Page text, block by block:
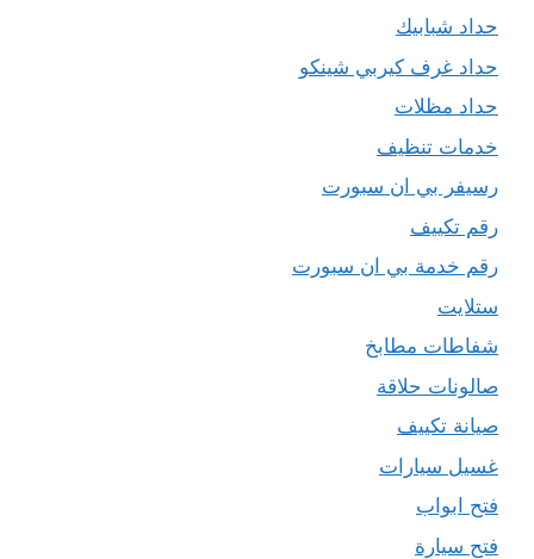
حداد شبابيك
حداد غرف كيربي شينكو
حداد مظلات
خدمات تنظيف
رسيفر بي ان سبورت
رقم تكييف
رقم خدمة بي ان سبورت
ستلايت
شفاطات مطابخ
صالونات حلاقة
صيانة تكييف
غسيل سيارات
فتح ابواب
فتح سيارة